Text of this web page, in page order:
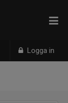
Logga in